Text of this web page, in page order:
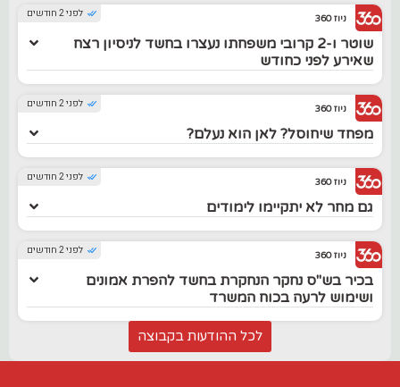
לפני 2 חודשים ניוז 360
שוטר ו-2 קרובי משפחתו נעצרו בחשד לניסיון רצח
שאירע לפני כחודש
לפני 2 חודשים ניוז 360
מפחד שיחוסל? לאן הוא נעלם?
לפני 2 חודשים ניוז 360
גם מחר לא יתקיימו לימודים
לפני 2 חודשים ניוז 360
בכיר בש"ס נחקר הנחקרת בחשד להפרת אמונים
ושימוש לרעה בכוח המשרד
לכל ההודעות בקבוצה